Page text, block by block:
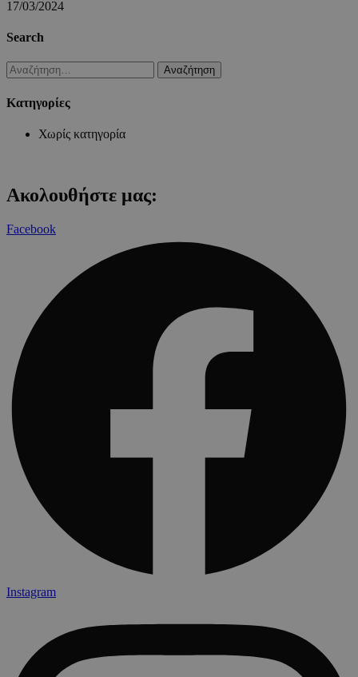
17/03/2024
Search
Αναζήτηση
για:
Kατηγορίες
Χωρίς κατηγορία
Ακολουθήστε μας:
Facebook
Instagram